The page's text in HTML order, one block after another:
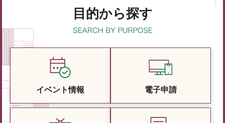
目的から探す
イベント情報 電子申請